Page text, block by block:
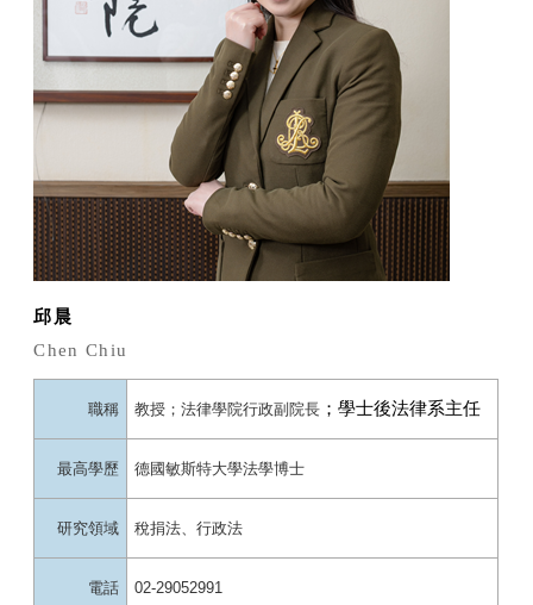
邱晨
Chen Chiu
職稱 教授；法律學院行政副院長 ；學士後法律系主任
最高學歷 德國敏斯特大學法學博士
研究領域 稅捐法、行政法
電話 02-29052991